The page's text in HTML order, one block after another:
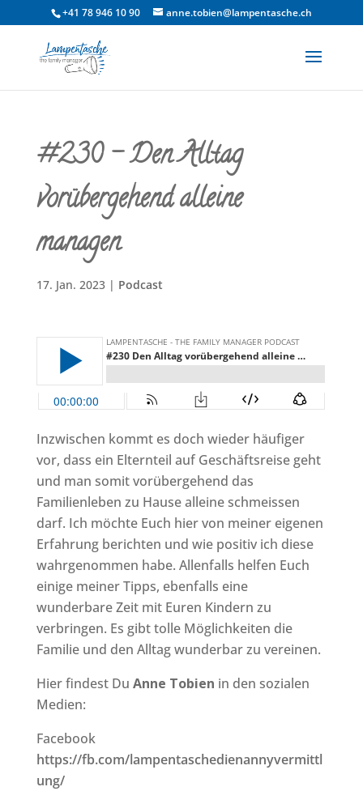
+41 78 946 10 90 anne.tobien@lampentasche.ch
#230 – Den Alltag
vorübergehend alleine
managen
17. Jan. 2023| Podcast
Inzwischen kommt es doch wieder häufiger
vor, dass ein Elternteil auf Geschäftsreise geht
und man somit vorübergehend das
Familienleben zu Hause alleine schmeissen
darf. Ich möchte Euch hier von meiner eigenen
Erfahrung berichten und wie positiv ich diese
wahrgenommen habe. Allenfalls helfen Euch
einige meiner Tipps, ebenfalls eine
wunderbare Zeit mit Euren Kindern zu
verbringen. Es gibt tolle Möglichkeiten die
Familie und den Alltag wunderbar zu vereinen.
Hier findest Du Anne Tobien in den sozialen
Medien:
Facebook
https://fb.com/lampentaschedienannyvermittl
ung/